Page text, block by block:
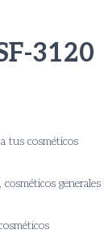
3120
tus cosméticos